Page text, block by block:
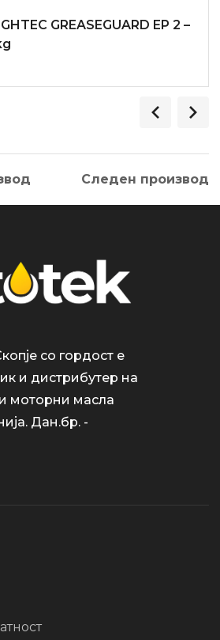
GREASEGUARD EP 2 –
Следен производ
со гордост е
и дистрибутер на
моторни масла
Дан.бр. -